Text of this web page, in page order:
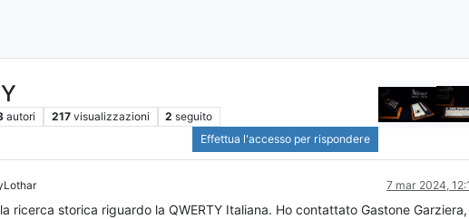
autori 217 visualizzazioni 2 seguito
Effettua l'accesso per rispondere
7 mar 2024,
ricerca storica riguardo la QWERTY Italiana. Ho contattato Gastone